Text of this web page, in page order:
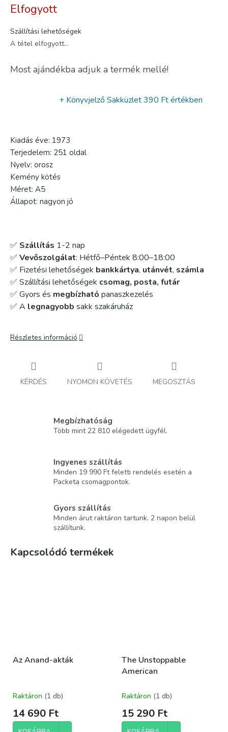
Elfogyott
Szállítási lehetőségek
A tétel elfogyott…
Most ajándékba adjuk a termék mellé!
+ Könyvjelző Sakküzlet390 Ft értékben
Kiadás éve: 1973
Terjedelem: 251 oldal
Nyelv: orosz
Kemény kötés
Méret: A5
Állapot: nagyon jó
✅ Szállítás 1-2 nap
✅ Vevőszolgálat: Hétfő–Péntek 8:00–18:00
✅ Fizetési lehetőségek bankkártya, utánvét, számla
✅ Szállítási lehetőségek csomag, posta, futár
✅ Gyors és megbízható panaszkezelés
✅ A legnagyobb sakk szakáruház
Részletes információ
KÉRDÉS NYOMON KÖVETÉS MEGOSZTÁS
Megbízhatóság
Több mint 22 810 elégedett ügyfél.
Ingyenes szállítás
Minden 19 990 Ft feletti rendelés esetén a
Packeta csomagpontok.
Gyors szállítás
Minden árut raktáron tartunk. 2 napon belül
szállítunk.
Kapcsolódó termékek
Az Anand-akták
Raktáron (1 db)
14 690 Ft
The Unstoppable
American
Raktáron (1 db)
15 290 Ft